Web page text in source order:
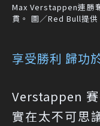
Max Verstappen連勝
貫。 圖／Red Bull提供
享受勝利 歸功
Verstappen
實在太不可思